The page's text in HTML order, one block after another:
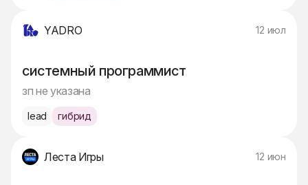
YADRO 12 июл
системный программист
зп не указана
lead гибрид
Леста Игры 12 июн